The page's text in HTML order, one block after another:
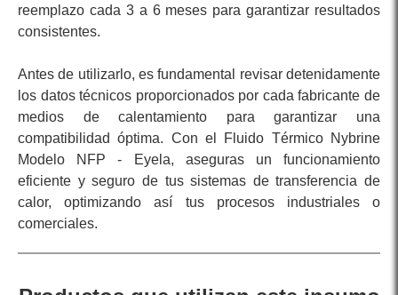
reemplazo cada 3 a 6 meses para garantizar resultados
consistentes.
Antes de utilizarlo, es fundamental revisar detenidamente
los datos técnicos proporcionados por cada fabricante de
medios de calentamiento para garantizar una
compatibilidad óptima. Con el Fluido Térmico Nybrine
Modelo NFP - Eyela, aseguras un funcionamiento
eficiente y seguro de tus sistemas de transferencia de
calor, optimizando así tus procesos industriales o
comerciales.